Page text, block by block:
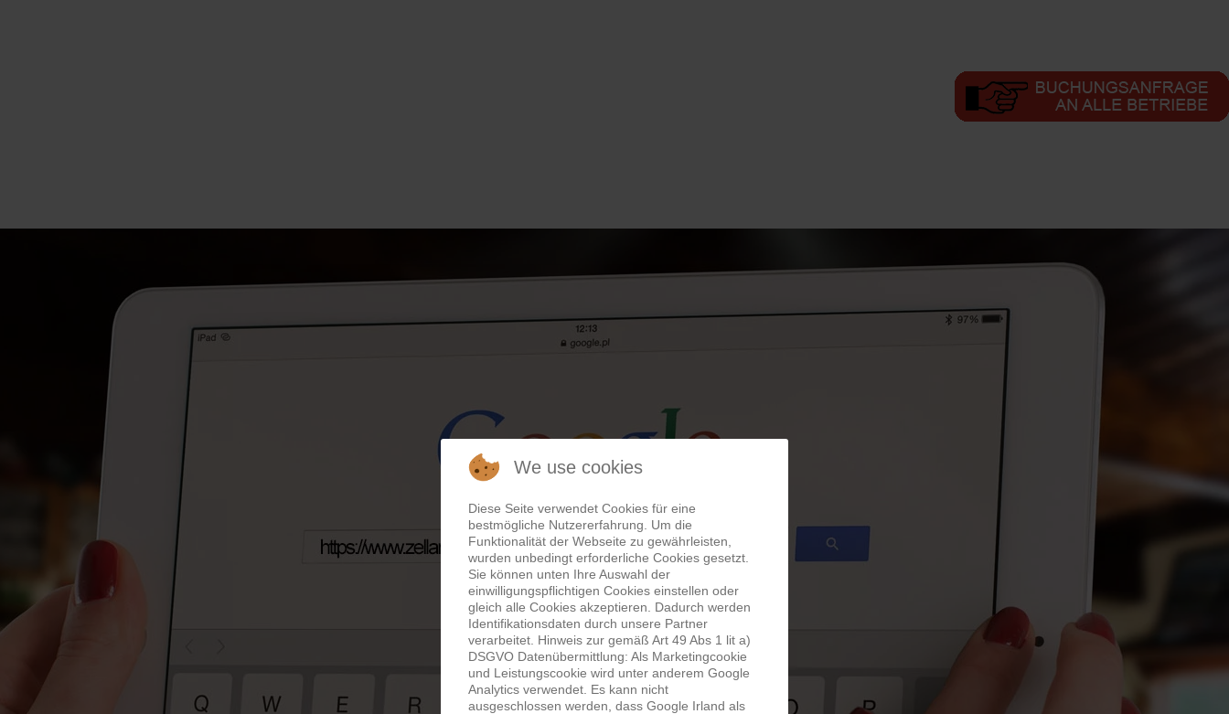
We use cookies
Diese Seite verwendet Cookies für eine
bestmögliche Nutzererfahrung. Um die
Funktionalität der Webseite zu gewährleisten,
wurden unbedingt erforderliche Cookies gesetzt.
Sie können unten Ihre Auswahl der
einwilligungspflichtigen Cookies einstellen oder
gleich alle Cookies akzeptieren. Dadurch werden
Identifikationsdaten durch unsere Partner
verarbeitet. Hinweis zur gemäß Art 49 Abs 1 lit a)
DSGVO Datenübermittlung: Als Marketingcookie
und Leistungscookie wird unter anderem Google
Analytics verwendet. Es kann nicht
ausgeschlossen werden, dass Google Irland als